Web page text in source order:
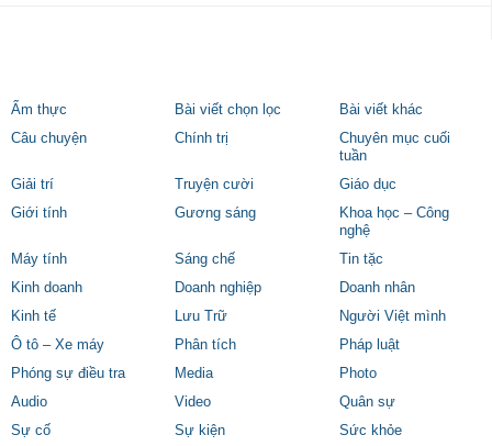
Ẩm thực Bài viết chọn lọc
Bài viết khác
Câu chuyện
Chính trị
Chuyên mục cuối
tuần
Giải trí
Truyện cười
Giáo dục
Giới tính
Gương sáng
Khoa học – Công
nghệ
Máy tính
Sáng chế
Tin tặc
Kinh doanh
Doanh nghiệp
Doanh nhân
Kinh tế
Lưu Trữ
Người Việt mình
Ô tô – Xe máy
Phân tích
Pháp luật
Phóng sự điều tra
Media
Photo
Audio
Video
Quân sự
Sự cố
Sự kiện
Sức khỏe